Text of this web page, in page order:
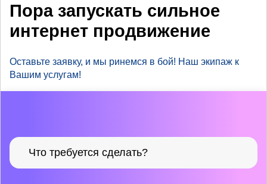
Пора запускать сильное
интернет продвижение
Оставьте заявку, и мы ринемся в бой! Наш экипаж к
Вашим услугам!